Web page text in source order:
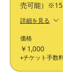
売可能）※15
詳細を見る
価格
￥1,000
+チケット手数